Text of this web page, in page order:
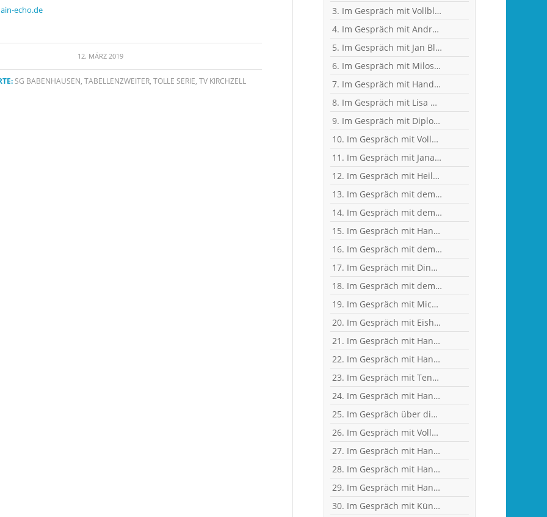
echo.de
12. MÄRZ 2019
SG BABENHAUSEN TABELLENZWEITER, TOLLE SERIE TV KIRCHZELL
3. Im Gespräch mit Vollblut-Handballer und Personal Trainer Dennis Weit
4. Im Gespräch mit Andreas Kunz, ehemaliger Bundesliga-Spieler, Trainer und Inhaber des MTZ Großwallstadt
5. Im Gespräch mit Jan Blank, ehemaliger Handballer und Kapitän beim Drittligisten TV Kirchzell
6. Im Gespräch mit Milos Putera, Co-Trainer und Torhüter-Trainer beim Erstligisten SC DHfK Leipzig
7. Im Gespräch mit Handball-Trainer Alex Hauptmann
8. Im Gespräch mit Lisa Mößinger - Marketing und Sponsoring Verantwortliche bei den Flames
9. Im Gespräch mit Diplom-Ingenieur und Fitness-Trainer Achim Glaab
10. Im Gespräch mit Vollblut-Handballer Patrick Gempp vom <nobr>TV Großwallstadt</nobr>
11. Im Gespräch mit Jana Pfeil - Gründerin Netzwerk selbständiger Frauen
12. Im Gespräch mit Heilpraktikerin Angelika Rüdel
13. Im Gespräch mit dem ehemaligen TVG-Spieler und Rechtsanwalt Uli Wolf
14. Im Gespräch mit dem ehemaligen Nationaltorhüter, Welt- und Europameister Carsten Lichtlein
15. Im Gespräch mit Handball-Trainer und Diplom-Sportwissenschaftler Ralf Bader
16. Im Gespräch mit dem ehemaligen Handball-Junioren-Nationalspieler Tom Spieß
17. Im Gespräch mit Dino Corak, Kreisläufer beim Handball-Zweitligisten TV Großwallstadt
18. Im Gespräch mit dem ehemaligen Handball-Junioren-Nationalspieler Lars Spieß
19. Im Gespräch mit Michael Spatz, Geschäftsführer des Handball-Zweitligisten TV Großwallstadt
20. Im Gespräch mit Eishockey-"Neu"-Bundestrainer Harold Kreis
21. Im Gespräch mit Handball-Torhüter Can Adanir
22. Im Gespräch mit Handball-Teammanagerin Nina Mattes
23. Im Gespräch mit Tennisprofi Marvin Netuschil
24. Im Gespräch mit Handball-Welt- und Europameister Carsten Lichtlein
25. Im Gespräch über dies und das mit Heilpraktikerin Angelika Rüdel
26. Im Gespräch mit Vollblut-Handballer Florian Eisenträger
27. Im Gespräch mit Handball-Torhüter Jan-Steffen Redwitz
28. Im Gespräch mit Handball-Nationaltorhüterin Isabell Roch
29. Im Gespräch mit Handball-Jugendkoordinator und Trainer Christian Plesser
30. Im Gespräch mit Künstler und Sänger Frank Keller